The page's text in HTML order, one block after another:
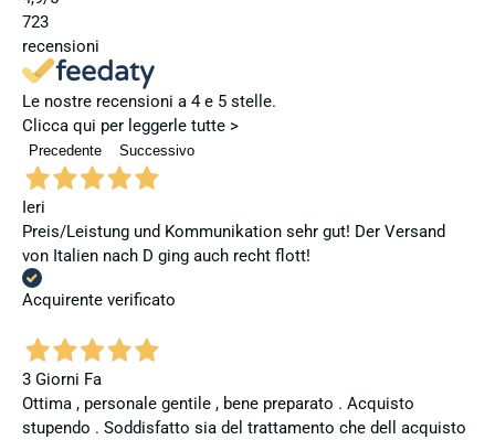
723
recensioni
Le nostre recensioni a 4 e 5 stelle.
Clicca qui per leggerle tutte >
Precedente Successivo
Ieri
Preis/Leistung und Kommunikation sehr gut! Der Versand
von Italien nach D ging auch recht flott!
Acquirente verificato
3 Giorni Fa
Ottima , personale gentile , bene preparato . Acquisto
stupendo . Soddisfatto sia del trattamento che dell acquisto